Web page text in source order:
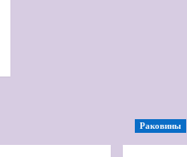
Раковины